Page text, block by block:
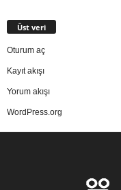
Üst veri
Oturum aç
Kayıt akışı
Yorum akışı
WordPress.org